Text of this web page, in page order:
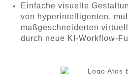
Einfache visuelle
von hyperintelligenten,
maßgeschneiderten
durch neue KI-Workflow-